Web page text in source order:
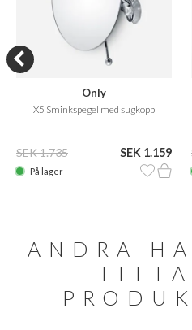
Only
X5 Sminkspegel med sugkopp
SEK 1.735 SEK 1.159
På lager
ANDRA